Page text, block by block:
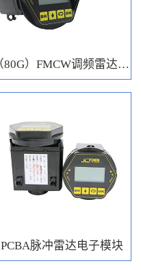
（80G）FMCW调频雷达电子模块
PCBA脉冲雷达电子模块